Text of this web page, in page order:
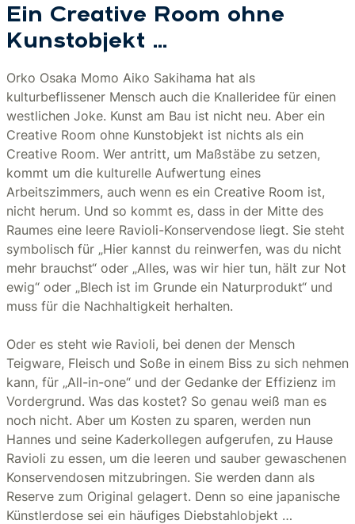
Ein Creative Room ohne
Kunstobjekt …
Orko Osaka Momo Aiko Sakihama hat als
kulturbeflissener Mensch auch die Knalleridee für einen
westlichen Joke. Kunst am Bau ist nicht neu. Aber ein
Creative Room ohne Kunstobjekt ist nichts als ein
Creative Room. Wer antritt, um Maßstäbe zu setzen,
kommt um die kulturelle Aufwertung eines
Arbeitszimmers, auch wenn es ein Creative Room ist,
nicht herum. Und so kommt es, dass in der Mitte des
Raumes eine leere Ravioli-Konservendose liegt. Sie steht
symbolisch für „Hier kannst du reinwerfen, was du nicht
mehr brauchst“ oder „Alles, was wir hier tun, hält zur Not
ewig“ oder „Blech ist im Grunde ein Naturprodukt“ und
muss für die Nachhaltigkeit herhalten.
Oder es steht wie Ravioli, bei denen der Mensch
Teigware, Fleisch und Soße in einem Biss zu sich nehmen
kann, für „All-in-one“ und der Gedanke der Effizienz im
Vordergrund. Was das kostet? So genau weiß man es
noch nicht. Aber um Kosten zu sparen, werden nun
Hannes und seine Kaderkollegen aufgerufen, zu Hause
Ravioli zu essen, um die leeren und sauber gewaschenen
Konservendosen mitzubringen. Sie werden dann als
Reserve zum Original gelagert. Denn so eine japanische
Künstlerdose sei ein häufiges Diebstahlobjekt …